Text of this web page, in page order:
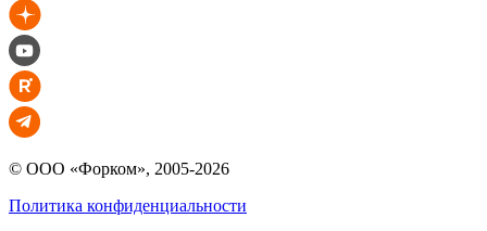
© ООО «Форком», 2005-2026
Политика конфиденциальности